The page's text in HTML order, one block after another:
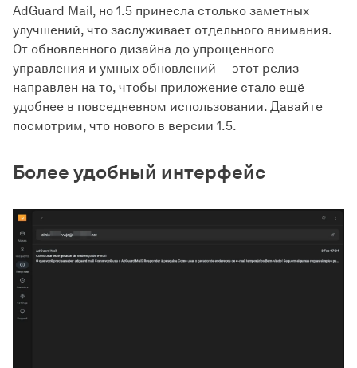
AdGuard Mail, но 1.5 принесла столько заметных
улучшений, что заслуживает отдельного внимания.
От обновлённого дизайна до упрощённого
управления и умных обновлений — этот релиз
направлен на то, чтобы приложение стало ещё
удобнее в повседневном использовании. Давайте
посмотрим, что нового в версии 1.5.
Более удобный интерфейс